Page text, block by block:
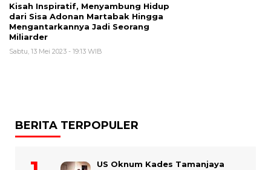
Kisah Inspiratif, Menyambung Hidup
dari Sisa Adonan Martabak Hingga
Mengantarkannya Jadi Seorang
Miliarder
Sabtu, 13 Mei 2023 - 19:13 WIB
BERITA TERPOPULER
US Oknum Kades Tamanjaya